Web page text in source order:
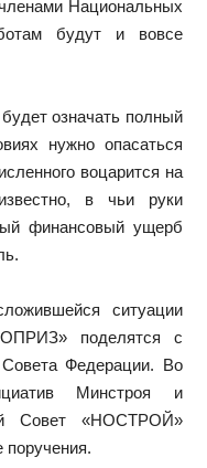
Национальных
будут и вовсе
означать полный
нужно опасаться
воцарится на
в чьи руки
финансовый ущерб
ситуации
поделятся с
Федерации. Во
Минстроя и
Совет «НОСТРОЙ»